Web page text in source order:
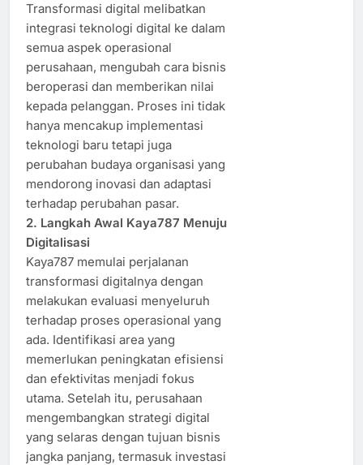
Transformasi digital melibatkan
integrasi teknologi digital ke dalam
semua aspek operasional
perusahaan, mengubah cara bisnis
beroperasi dan memberikan nilai
kepada pelanggan. Proses ini tidak
hanya mencakup implementasi
teknologi baru tetapi juga
perubahan budaya organisasi yang
mendorong inovasi dan adaptasi
terhadap perubahan pasar.
2. Langkah Awal Kaya787 Menuju
Digitalisasi
Kaya787 memulai perjalanan
transformasi digitalnya dengan
melakukan evaluasi menyeluruh
terhadap proses operasional yang
ada. Identifikasi area yang
memerlukan peningkatan efisiensi
dan efektivitas menjadi fokus
utama. Setelah itu, perusahaan
mengembangkan strategi digital
yang selaras dengan tujuan bisnis
jangka panjang, termasuk investasi